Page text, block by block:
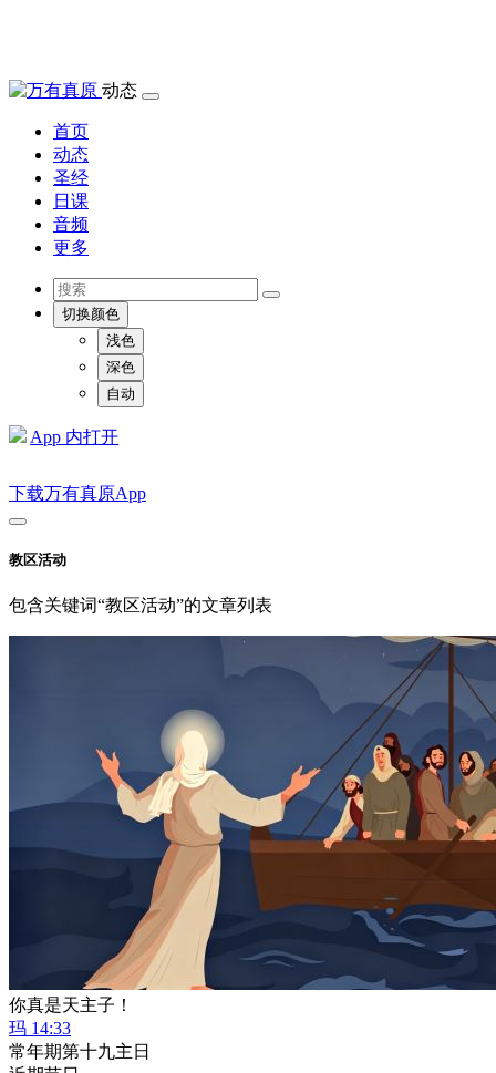
动态
首页
动态
圣经
日课
音频
更多
切换颜色
浅色
深色
自动
App 内打开
下载万有真原App
教区活动
包含关键词“教区活动”的文章列表
你真是天主子！
玛 14:33
常年期第十九主日